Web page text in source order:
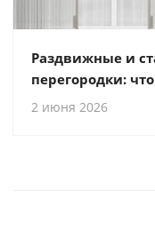
Раздвижные и
перегородки:
2 июня 2026